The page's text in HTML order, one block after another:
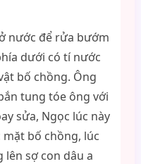
nước để rửa bướm
dưới có tí nước
bố chồng. Ông
tung tóe ông với
sửa, Ngọc lúc này
bố chồng, lúc
lên sợ con dâu a